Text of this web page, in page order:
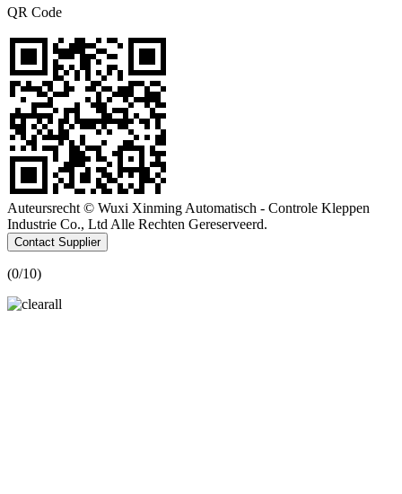
QR Code
Auteursrecht © Wuxi Xinming Automatisch - Controle Kleppen
Industrie Co., Ltd Alle Rechten Gereserveerd.
Contact Supplier
(0/10)